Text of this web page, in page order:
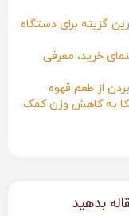
گزینه برای دستگاه
ساز خانگی در سال 2026: راهنمای خرید، معرفی
از طعم قهوه
به کاهش وزن کمک
بدهید